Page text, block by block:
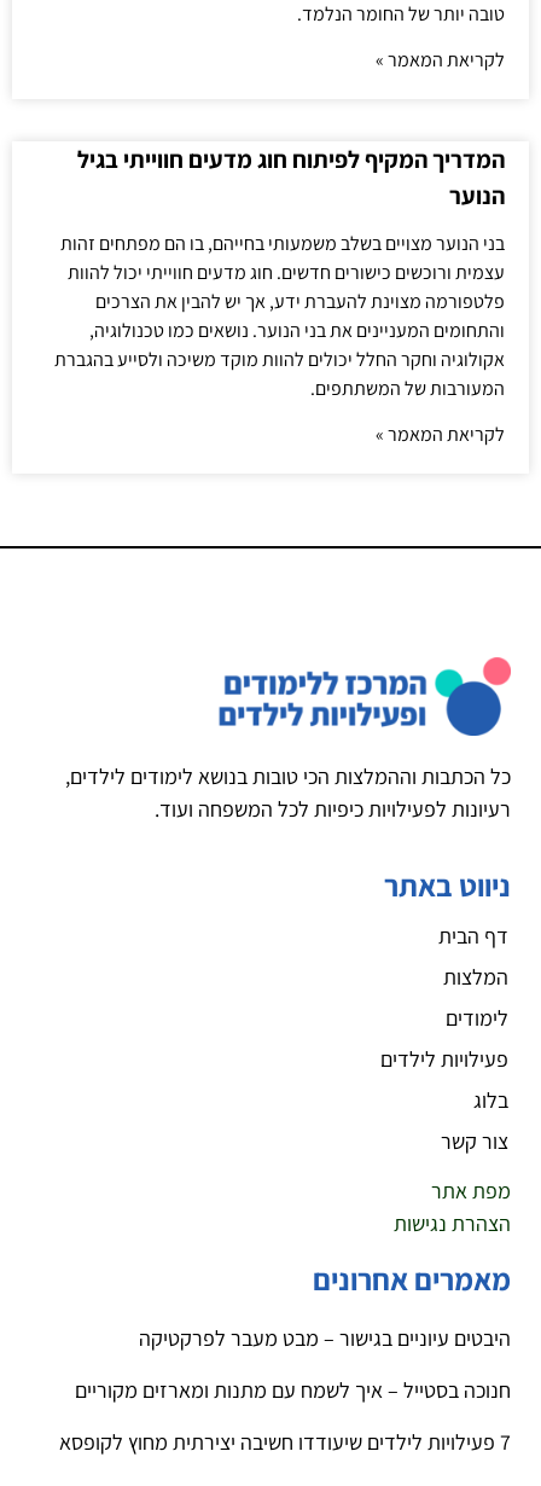
טובה יותר של החומר הנלמד.
לקריאת המאמר »
המדריך המקיף לפיתוח חוג מדעים חווייתי בגיל
הנוער
בני הנוער מצויים בשלב משמעותי בחייהם, בו הם מפתחים זהות
עצמית ורוכשים כישורים חדשים. חוג מדעים חווייתי יכול להוות
פלטפורמה מצוינת להעברת ידע, אך יש להבין את הצרכים
והתחומים המעניינים את בני הנוער. נושאים כמו טכנולוגיה,
אקולוגיה וחקר החלל יכולים להוות מוקד משיכה ולסייע בהגברת
המעורבות של המשתתפים.
לקריאת המאמר »
כל הכתבות וההמלצות הכי טובות בנושא לימודים לילדים,
רעיונות לפעילויות כיפיות לכל המשפחה ועוד.
ניווט באתר
דף הבית
המלצות
לימודים
פעילויות לילדים
בלוג
צור קשר
מפת אתר
הצהרת נגישות
מאמרים אחרונים
היבטים עיוניים בגישור – מבט מעבר לפרקטיקה
חנוכה בסטייל – איך לשמח עם מתנות ומארזים מקוריים
7 פעילויות לילדים שיעודדו חשיבה יצירתית מחוץ לקופסא